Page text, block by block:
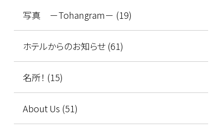
写真 －Tohangram－ (19)
ホテルからのお知らせ (61)
名所！ (15)
About Us (51)